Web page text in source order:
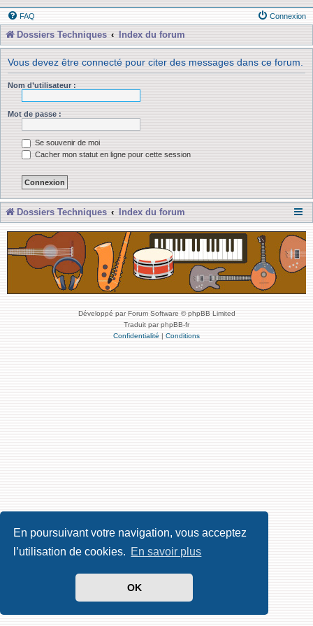
En poursuivant votre navigation, vous acceptez
l’utilisation de cookies. En savoir plus
OK
FAQ Connexion
Dossiers Techniques Index du forum
Vous devez être connecté pour citer des messages dans ce forum.
Nom d’utilisateur :
Mot de passe :
Se souvenir de moi
Cacher mon statut en ligne pour cette session
Dossiers Techniques Index du forum
Développé par Forum Software © phpBB Limited
Traduit par phpBB-fr
Confidentialité | Conditions